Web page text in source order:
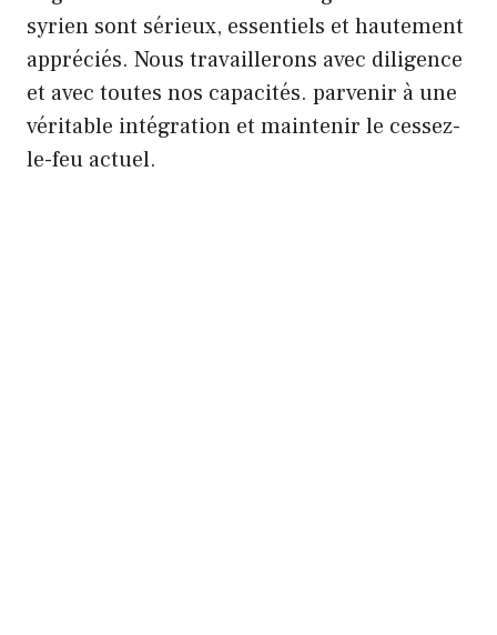
syrien sont sérieux, essentiels et hautement
appréciés. Nous travaillerons avec diligence
et avec toutes nos capacités. parvenir à une
véritable intégration et maintenir le cessez-
le-feu actuel.